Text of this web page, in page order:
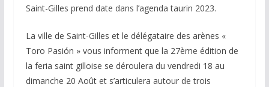
Saint-Gilles prend date dans l’agenda taurin 2023.
La ville de Saint-Gilles et le délégataire des arènes «
Toro Pasión » vous informent que la 27ème édition de
la feria saint gilloise se déroulera du vendredi 18 au
dimanche 20 Août et s’articulera autour de trois